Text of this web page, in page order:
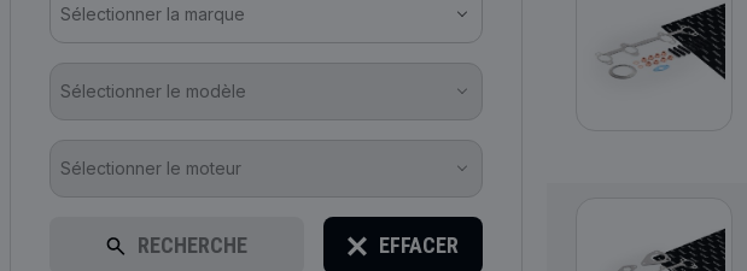
Sélectionner la marque
Sélectionner le modèle
Sélectionner le moteur
RECHERCHE EFFACER